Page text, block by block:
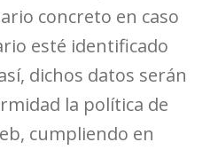
concreto en caso
esté identificado
dichos datos serán
la política de
cumpliendo en